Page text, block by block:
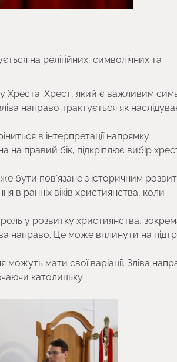
на релігійних, символічних та
Хреста. Хрест, який є важливим
направо трактується як
в інтерпретації напрямку
на правий бік, підкріплює вибір
бути пов’язане з історичним
в ранніх віків християнства, коли
роль у розвитку християнства,
направо. Це може вплинути на
можуть мати свої варіації. Зліва
католицьку.